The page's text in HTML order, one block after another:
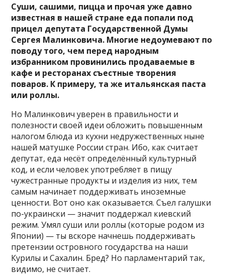
Суши, сашими, пицца и прочая уже давно
известная в нашей стране еда попали под
прицел депутата Государственной Думы
Сергея Малинковича. Многие недоумевают по
поводу того, чем перед народным
избранником провинились продаваемые в
кафе и ресторанах съестные творения
поваров. К примеру, та же итальянская паста
или роллы.
Но Малинкович уверен в правильности и
полезности своей идеи обложить повышенным
налогом блюда из кухни недружественных ныне
нашей матушке России стран. Ибо, как считает
депутат, еда несёт определённый культурный
код, и если человек употребляет в пищу
чужестранные продукты и изделия из них, тем
самым начинает поддерживать иноземные
ценности. Вот оно как оказывается. Съел галушки
по-украински — значит поддержал киевский
режим. Умял суши или роллы (которые родом из
Японии) — ты вскоре начнешь поддерживать
претензии островного государства на наши
Курилы и Сахалин. Бред? Но парламентарий так,
видимо, не считает.